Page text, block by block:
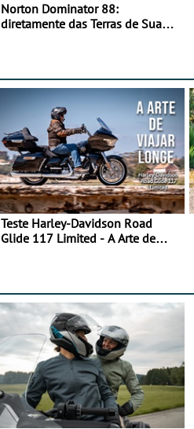
Norton Dominator 88:
diretamente das Terras de Sua
Teste Harley-Davidson Road
Glide 117 Limited - A Arte de